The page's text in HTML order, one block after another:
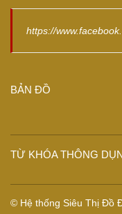
https://
BẢN ĐỒ
TỪ KHÓA THÔNG
© Hệ thống Siêu Thị Đồ